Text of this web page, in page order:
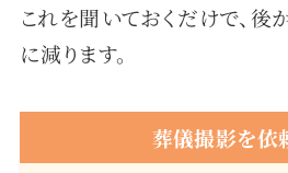
これを聞いておくだけで、後
に減ります。
葬儀撮影を依